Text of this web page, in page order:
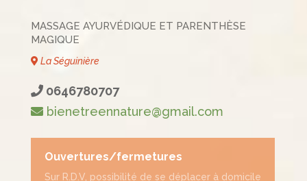
MASSAGE AYURVÉDIQUE ET PARENTHÈSE
MAGIQUE
La Séguinière
0646780707
bienetreennature@gmail.com
Ouvertures/fermetures
Sur R.D.V, possibilité de se déplacer à domicile